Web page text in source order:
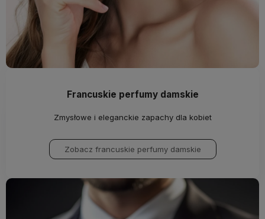
Francuskie perfumy damskie
Zmysłowe i eleganckie zapachy dla kobiet
Zobacz francuskie perfumy damskie